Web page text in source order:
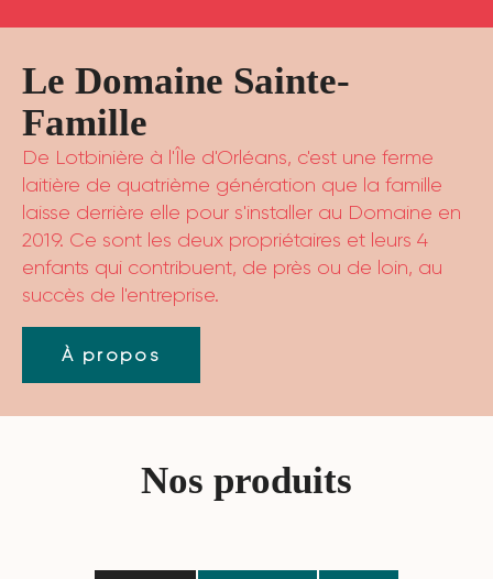
Le Domaine Sainte-
Famille
De Lotbinière à l'Île d'Orléans, c'est une ferme
laitière de quatrième génération que la famille
laisse derrière elle pour s'installer au Domaine en
2019. Ce sont les deux propriétaires et leurs 4
enfants qui contribuent, de près ou de loin, au
succès de l'entreprise.
À propos
Nos produits